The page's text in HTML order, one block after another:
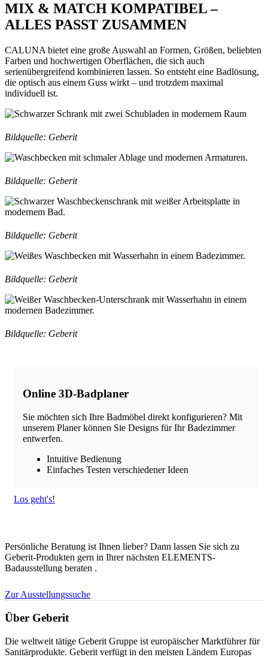
MIX & MATCH KOMPATIBEL –
ALLES PASST ZUSAMMEN
CALUNA bietet eine große Auswahl an Formen, Größen, beliebten
Farben und hochwertigen Oberflächen, die sich auch
serienübergreifend kombinieren lassen. So entsteht eine Badlösung,
die optisch aus einem Guss wirkt – und trotzdem maximal
individuell ist.
Bildquelle: Geberit
Bildquelle: Geberit
Bildquelle: Geberit
Bildquelle: Geberit
Bildquelle: Geberit
Online 3D-Badplaner
Sie möchten sich Ihre Badmöbel direkt konfigurieren? Mit
unserem Planer können Sie Designs für Ihr Badezimmer
entwerfen.
Intuitive Bedienung
Einfaches Testen verschiedener Ideen
Los geht's!
Persönliche Beratung ist Ihnen lieber? Dann lassen Sie sich zu
Geberit-Produkten gern in Ihrer nächsten ELEMENTS-
Badausstellung beraten .
Zur Ausstellungssuche
Über Geberit
Die weltweit tätige Geberit Gruppe ist europäischer Marktführer für
Sanitärprodukte. Geberit verfügt in den meisten Ländern Europas